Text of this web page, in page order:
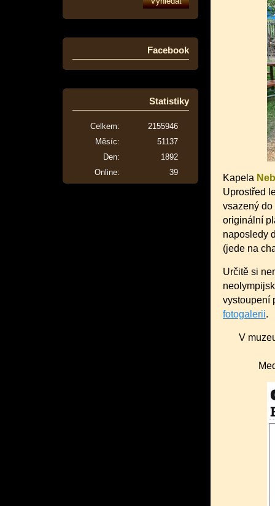
Facebook
Statistiky
Online: 39
Celkem:
2155946
Měsíc:
51137
Den:
1892
Kapela
Uprostřed
vsazený
originální
naposledy
(jede na
Určitě si
vystoupení
fotogalerii.
V